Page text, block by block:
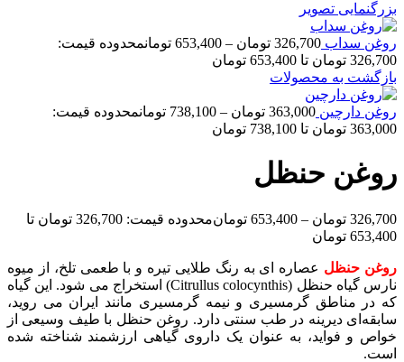
بزرگنمایی تصویر
روغن سداب 326,700 تومان –
653,400 تومانمحدوده قیمت:
326,700 تومان تا 653,400 تومان
بازگشت به محصولات
روغن دارچین 363,000 تومان –
738,100 تومانمحدوده قیمت:
363,000 تومان تا 738,100 تومان
روغن حنظل
326,700 تومان –
653,400 تومان
محدوده قیمت: 326,700 تومان تا
653,400 تومان
روغن حنظل عصاره ای به رنگ طلایی تیره و با طعمی تلخ، از میوه
نارس گیاه حنظل (Citrullus colocynthis) استخراج می شود. این گیاه
که در مناطق گرمسیری و نیمه گرمسیری مانند ایران می روید،
سابقه‌ای دیرینه در طب سنتی دارد. روغن حنظل با طیف وسیعی از
خواص و فواید، به عنوان یک داروی گیاهی ارزشمند شناخته شده
است.